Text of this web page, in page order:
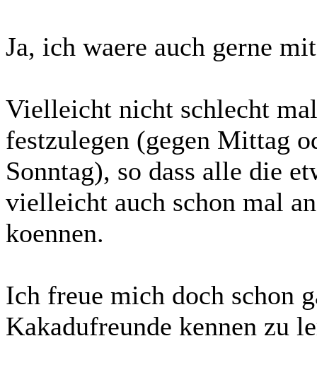
Ja, ich waere auch gerne
Vielleicht nicht schlecht
festzulegen (gegen Mittag
Sonntag), so dass alle die
vielleicht auch schon mal
koennen.
Ich freue mich doch schon
Kakadufreunde kennen zu